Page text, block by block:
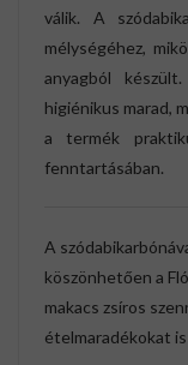
válik. A
mélységéhez,
anyagból
higiénikus marad,
a termék
fenntartásában.
A
köszönhetően a
makacs zsíros
ételmaradékokat